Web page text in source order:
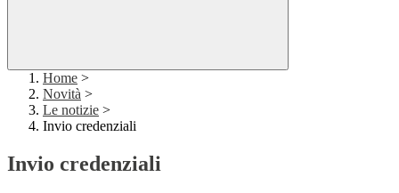
Home >
Novità >
Le notizie >
Invio credenziali
Invio credenziali